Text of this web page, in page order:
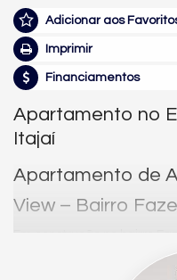
Adicionar aos
Imprimir
Financiamentos
Apartamento no
Itajaí
Apartamento de
View – Bairro
localizados de Itajaí, o
privativa (200 m² de área